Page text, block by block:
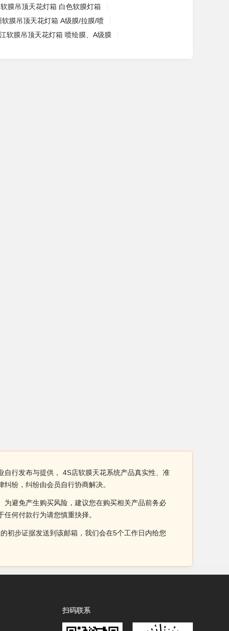
膜吊顶天花灯箱 白色软膜灯箱
软膜吊顶天花灯箱 A级膜/拉膜/喷
软膜吊顶天花灯箱 喷绘膜、A级膜
行发布与提供， 4S店软膜天花系统产品真实性、准
纷，纠纷由会员自行协商解决。
避免产生购买风险，建议您在购买相关产品前务必
何付款行为请您慎重抉择。
初步证据发送到该邮箱，我们会在5个工作日内给您
扫码联系